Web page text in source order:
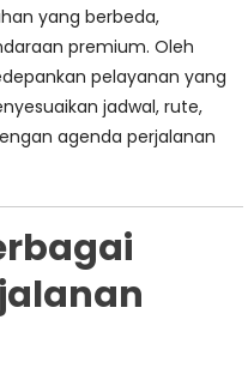
yang berbeda,
premium. Oleh
pelayanan yang
jadwal, rute,
agenda perjalanan